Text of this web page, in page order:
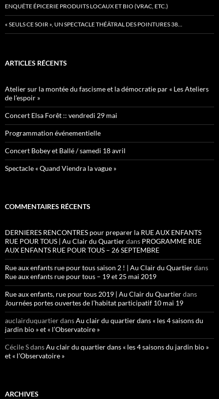
ENQUÊTE ÉPICERIE PRODUITS LOCAUX ET BIO (VRAC, ETC.)
« SEULS CE SOIR », UN SPECTACLE THÉÂTRAL DES POINTURES 38…
ARTICLES RÉCENTS
Atelier sur la montée du fascisme et la démocratie par « Les Ateliers
de l’espoir »
Concert Elsa Forêt :: vendredi 29 mai
Programmation événementielle
Concert Bobey et Ballé / samedi 18 avril
Spectacle « Quand Viendra la vague »
COMMENTAIRES RÉCENTS
DERNIERES RENCONTRES pour preparer la RUE AUX ENFANTS
RUE POUR TOUS | Au Clair du Quartierdans PROGRAMME RUE
AUX ENFANTS RUE POUR TOUS – 26 SEPTEMBRE
Rue aux enfants rue pour tous saison 2 ! | Au Clair du Quartierdans
Rue aux enfants rue pour tous – 19 et 25 mai 2019
Rue aux enfants, rue pour tous 2019 | Au Clair du Quartierdans
Journées portes ouvertes de l’habitat participatif 10 mai 19
auclairduquartierdansAu clair du quartier dans « les 4 saisons du
jardin bio » et « l’Observatoire »
Cécile SdansAu clair du quartier dans « les 4 saisons du jardin bio »
et « l’Observatoire »
ARCHIVES